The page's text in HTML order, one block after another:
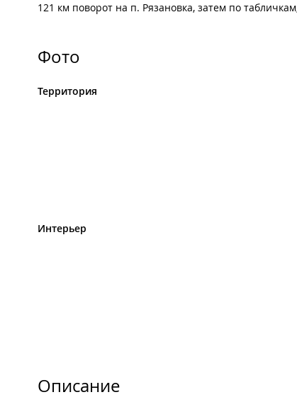
121 км поворот на п. Рязановка, затем по
Фото
Территория
Интерьер
Описание